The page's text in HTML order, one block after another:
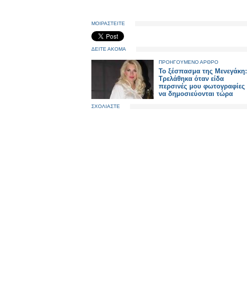
ΜΟΙΡΑΣΤΕΙΤΕ
ΔΕΙΤΕ ΑΚΟΜΑ
ΠΡΟΗΓΟΥΜΕΝΟ ΑΡΘΡΟ
Το ξέσπασμα της Mενεγάκη:
Τρελάθηκα όταν είδα
περσινές μου φωτογραφίες
να δημοσιεύονται τώρα
ΣΧΟΛΙΑΣΤΕ